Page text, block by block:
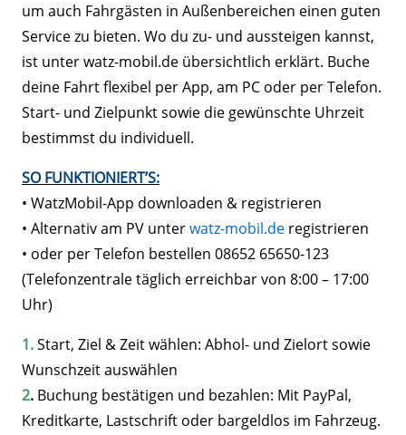
um auch Fahrgästen in Außenbereichen einen guten
Service zu bieten. Wo du zu- und aussteigen kannst,
ist unter watz-mobil.de übersichtlich erklärt. Buche
deine Fahrt flexibel per App, am PC oder per Telefon.
Start- und Zielpunkt sowie die gewünschte Uhrzeit
bestimmst du individuell.
SO FUNKTIONIERT’S:
• WatzMobil-App downloaden & registrieren
• Alternativ am PV unterwatz-mobil.de registrieren
• oder per Telefon bestellen 08652 65650-123
(Telefonzentrale täglich erreichbar von 8:00 – 17:00
Uhr)
1.Start, Ziel & Zeit wählen: Abhol- und Zielort sowie
Wunschzeit auswählen
2. Buchung bestätigen und bezahlen: Mit PayPal,
Kreditkarte, Lastschrift oder bargeldlos im Fahrzeug.